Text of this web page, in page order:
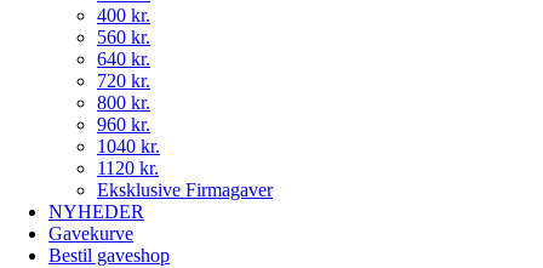
400 kr.
560 kr.
640 kr.
720 kr.
800 kr.
960 kr.
1040 kr.
1120 kr.
Eksklusive Firmagaver
NYHEDER
Gavekurve
Bestil gaveshop